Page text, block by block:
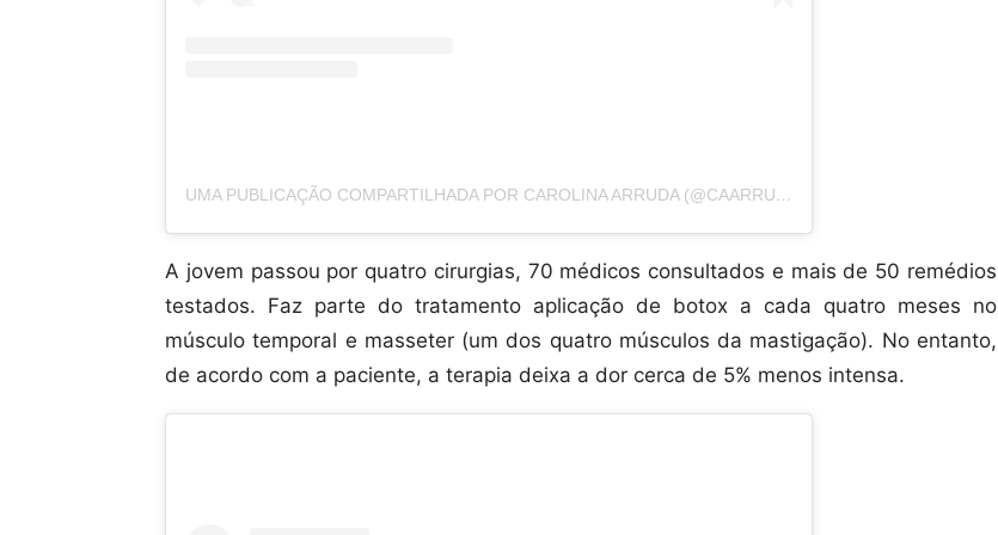
UMA PUBLICAÇÃO COMPARTILHADA POR CAROLINA ARRUDA (@CAARRUDAR)
A jovem passou por quatro cirurgias, 70 médicos consultados e mais de 50 remédios
testados. Faz parte do tratamento aplicação de botox a cada quatro meses no
músculo temporal e masseter (um dos quatro músculos da mastigação). No entanto,
de acordo com a paciente, a terapia deixa a dor cerca de 5% menos intensa.